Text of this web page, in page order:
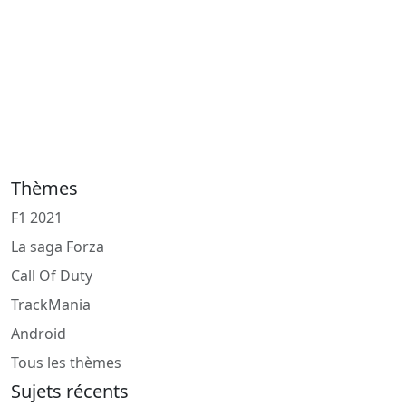
Thèmes
F1 2021
La saga Forza
Call Of Duty
TrackMania
Android
Tous les thèmes
Sujets récents